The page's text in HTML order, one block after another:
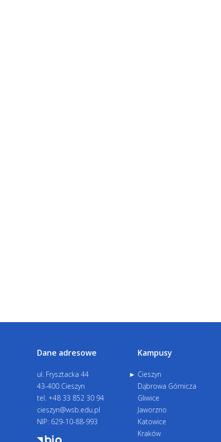
Dane adresowe
ul. Frysztacka 44
43-400 Cieszyn
tel. +48 33 852 30 94
cieszyn@wsb.edu.pl
NIP: 629-10-88-993
Kampusy
Cieszyn
Dąbrowa Górnicza
Gliwice
Jaworzno
Katowice
Kraków